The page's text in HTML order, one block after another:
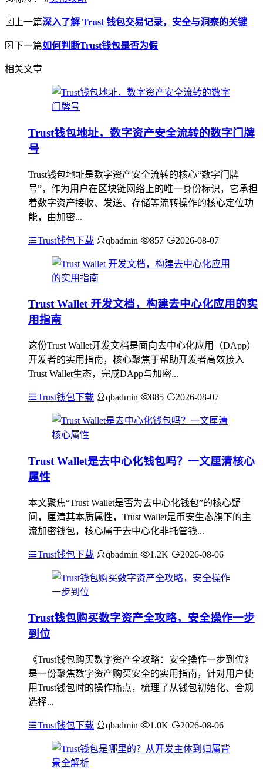
上一篇深入了解 Trust 钱包交易记录，安全与洞察的关键
下一篇如何判断Trust钱包是否为假
相关文章
Trust钱包地址，数字资产安全流转的数字门牌
号
Trust钱包地址是数字资产安全流转的核心“数字门牌
号”，作为用户在区块链网络上的唯一身份标识，它承担
着数字资产接收、发送、存储等流转操作的核心定位功
能，由加密...
Trust钱包下载 qbadmin 857 2026-08-07
Trust Wallet 开发文档，构建去中心化应用的实
用指南
这份Trust Wallet开发文档是面向去中心化应用（DApp）
开发者的实用指南，核心聚焦于帮助开发者高效接入
Trust Wallet生态，完成DApp与加密...
Trust钱包下载 qbadmin 885 2026-08-07
Trust Wallet是去中心化钱包吗？一文厘清核心
属性
本文聚焦“Trust Wallet是否为去中心化钱包”的核心疑
问，厘清其本质属性，Trust Wallet是币安生态旗下的主
流加密钱包，核心属于去中心化非托管钱...
Trust钱包下载 qbadmin 1.2K 2026-08-06
Trust钱包购买数字资产全攻略，安全操作一步
到位
《Trust钱包购买数字资产全攻略：安全操作一步到位》
是一份聚焦数字资产购买安全的实用指南，针对用户使
用Trust钱包时的操作痛点，梳理了从钱包初始化、合规
选择...
Trust钱包下载 qbadmin 1.0K 2026-08-06